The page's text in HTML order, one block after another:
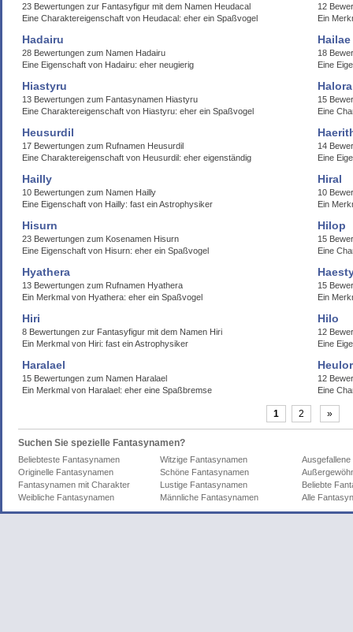
23 Bewertungen zur Fantasyfigur mit dem Namen Heudacal
Eine Charaktereigenschaft von Heudacal: eher ein Spaßvogel
12
Ein
Hadairu
28 Bewertungen zum Namen Hadairu
Eine Eigenschaft von Hadairu: eher neugierig
Hailae
18
Eine
Hiastyru
13 Bewertungen zum Fantasynamen Hiastyru
Eine Charaktereigenschaft von Hiastyru: eher ein Spaßvogel
Halora
15
Eine
Heusurdil
17 Bewertungen zum Rufnamen Heusurdil
Eine Charaktereigenschaft von Heusurdil: eher eigenständig
14
Eine
Hailly
10 Bewertungen zum Namen Hailly
Eine Eigenschaft von Hailly: fast ein Astrophysiker
Hiral
10
Ein
Hisurn
23 Bewertungen zum Kosenamen Hisurn
Eine Eigenschaft von Hisurn: eher ein Spaßvogel
Hilop
15
Eine
Hyathera
13 Bewertungen zum Rufnamen Hyathera
Ein Merkmal von Hyathera: eher ein Spaßvogel
15
Ein
Hiri
8 Bewertungen zur Fantasyfigur mit dem Namen Hiri
Ein Merkmal von Hiri: fast ein Astrophysiker
Hilo
12
Eine
Haralael
15 Bewertungen zum Namen Haralael
Ein Merkmal von Haralael: eher eine Spaßbremse
12
Eine
1 2 »
Suchen Sie spezielle Fantasynamen?
Beliebteste Fantasynamen Witzige Fantasynamen
Originelle Fantasynamen
Schöne Fantasynamen
Fantasynamen mit Charakter
Lustige Fantasynamen
Beliebte
Weibliche Fantasynamen
Männliche Fantasynamen Alle